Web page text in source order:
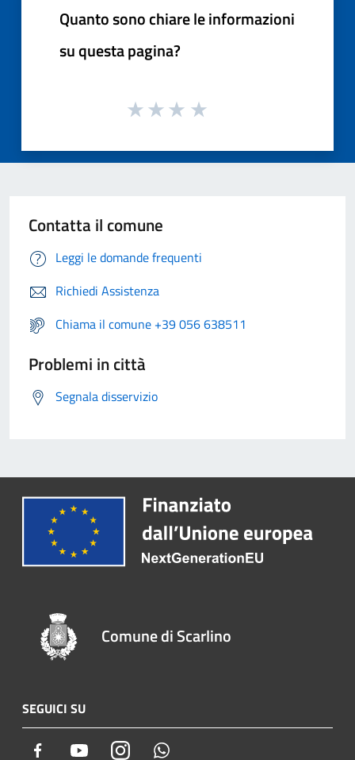
Quanto sono chiare le informazioni
su questa pagina?
Contatta il comune
Leggi le domande frequenti
Richiedi Assistenza
Chiama il comune +39 056 638511
Problemi in città
Segnala disservizio
Comune di Scarlino
SEGUICI SU
Facebook YoutubeInstagram